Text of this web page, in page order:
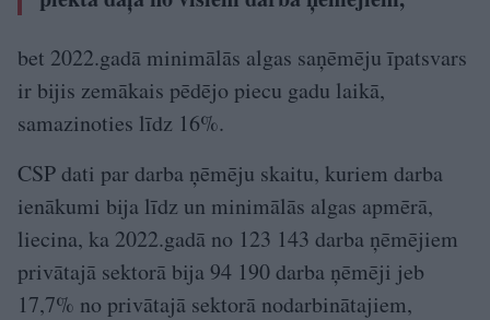
bet 2022.gadā minimālās algas saņēmēju īpatsvars
ir bijis zemākais pēdējo piecu gadu laikā,
samazinoties līdz 16%.
CSP dati par darba ņēmēju skaitu, kuriem darba
ienākumi bija līdz un minimālās algas apmērā,
liecina, ka 2022.gadā no 123 143 darba ņēmējiem
privātajā sektorā bija 94 190 darba ņēmēji jeb
17,7% no privātajā sektorā nodarbinātajiem,